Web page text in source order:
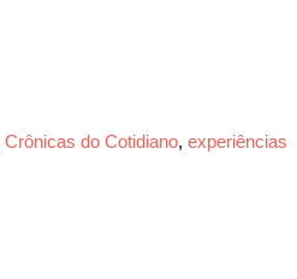
Crônicas do Cotidiano, experiências